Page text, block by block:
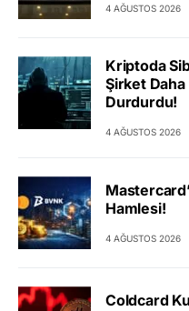
4 AĞUSTOS 2026
Kriptoda
Şirket
Durdurdu!
4 AĞUSTOS 2026
Hamlesi!
4 AĞUSTOS 2026
Coldcard